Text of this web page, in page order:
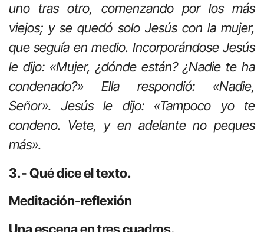
uno tras otro, comenzando por los más
viejos; y se quedó solo Jesús con la mujer,
que seguía en medio. Incorporándose Jesús
le dijo: «Mujer, ¿dónde están? ¿Nadie te ha
condenado?» Ella respondió: «Nadie,
Señor». Jesús le dijo: «Tampoco yo te
condeno. Vete, y en adelante no peques
más».
3.- Qué dice el texto.
Meditación-reflexión
Una escena en tres cuadros.